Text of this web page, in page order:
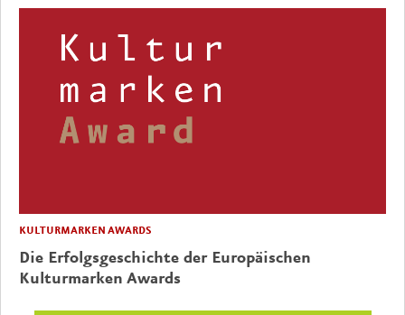
KULTURMARKEN AWARDS
Die Erfolgsgeschichte der Europäischen
Kulturmarken Awards